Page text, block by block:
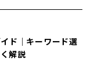
ド｜キーワード選
解説